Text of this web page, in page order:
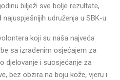
bilježi sve bolje rezultate,
udruženja u SBK-u.
koji su naša najveća
sa izrađenim osjećajem za
djelovanje i suosjećanje za
bez obzira na boju kože, vjeru i